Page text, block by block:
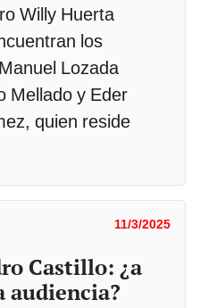
Willy Huerta
los
Lozada
Mellado y Eder
quien reside
11/3/2025
Castillo: ¿a
audiencia?